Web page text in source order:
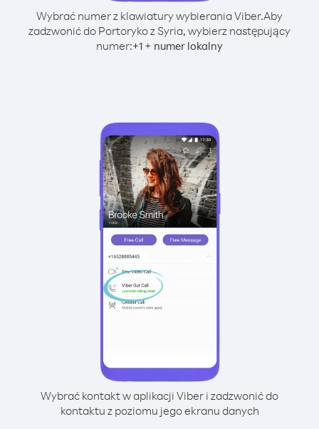
Wybrać numer z klawiatury wybierania Viber.Aby
zadzwonić do Portoryko z Syria, wybierz następujący
numer:+1 + numer lokalny
Wybrać kontakt w aplikacji Viber i zadzwonić do
kontaktu z poziomu jego ekranu danych